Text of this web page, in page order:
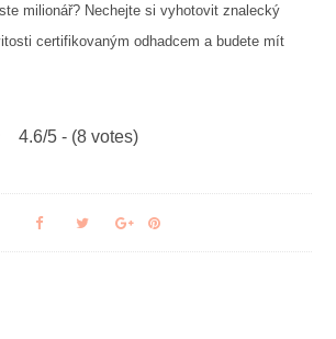
milionář? Nechejte si vyhotovit znalecký
certifikovaným odhadcem a budete mít
4.6/5 - (8 votes)